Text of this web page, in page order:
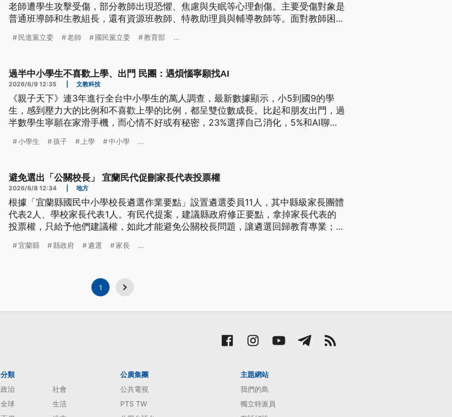
老師遭學生攻擊受傷，部分教師出現恐懼、焦慮與失眠等心理創傷。主要受傷對象是
普通班導師和生教組長，還有資源班教師、特教助理員與輔導教師等。面對教師困
生輔導管教注意事項，希望與時俱進、減少師生不必要誤解。
民進黨立委 老師 國民黨立委 教育部 ...
過半中小學生不喜歡上學、出門 民團：遇煩惱寧願找AI
2026/6/9 12:35 文教科技
《親子天下》連3年進行全台中小學生的萬人調查，最新數據顯示，小5到國9的學
生，感到壓力大的比例和不喜歡上學的比例，都呈雙位數成長。比起和朋友出門，過
半數學生寧願在家滑手機，而心情不好或有秘密，23%選擇自己消化，5%和AI聊
小學生 孩子 上學 中小學 ...
避免選出「公關校長」 宜蘭民代促刪家長代表投票權
2026/6/8 12:34 地方
根據「宜蘭縣國民中小學校長遴選作業要點」設置遴選委員11人，其中縣級家長團體
代表2人、學校家長代表1人。有民代提案，建議縣政府修正要點，拿掉家長代表的
投票權，只給予他們建議權，如此才能避免公關校長問題，讓遴選回歸教育專業；縣
宜蘭縣 縣政府 遴選 家長 ...
1
分類
政治
社會
全球
生活
公廣集團
公共電視
PTS TW
主題網站
我們的島
獨立特派員